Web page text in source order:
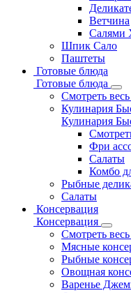
Ветчина
Салями
Шпик Сало
Паштеты
Готовые блюда
Готовые блюда
Смотреть весь
Кулинария
Кулинария
Фри
Салаты
Комбо
Рыбные
Салаты
Консервация
Консервация
Смотреть весь
Мясные
Рыбные
Овощная
Варенье